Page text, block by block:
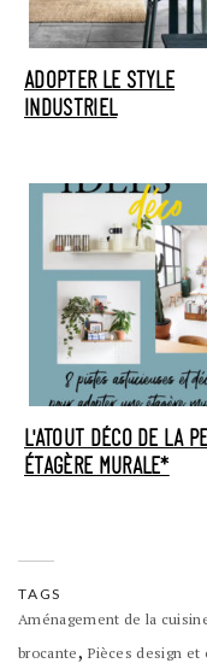
ADOPTER LE STYLE
INDUSTRIEL
L'ATOUT DÉCO DE LA
ÉTAGÈRE MURALE*
TAGS
Aménagement de la
brocante,Pièces design et